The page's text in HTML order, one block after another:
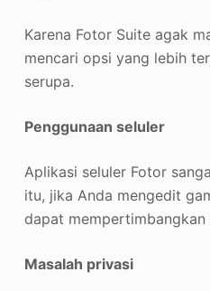
Karena Fotor Suite agak
mencari opsi yang lebih
serupa.
Penggunaan seluler
Aplikasi seluler Fotor
itu, jika Anda mengedit
dapat
Masalah privasi